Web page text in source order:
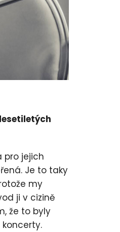
pro jejich
Je to taky
my
ji v cizině
že to byly